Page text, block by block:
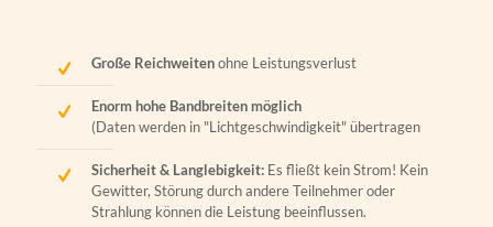
Große Reichweitenohne Leistungsverlust
Enorm hohe Bandbreiten möglich
(Daten werden in "Lichtgeschwindigkeit" übertragen
Sicherheit & Langlebigkeit: Es fließt kein Strom! Kein
Gewitter, Störung durch andere Teilnehmer oder
Strahlung können die Leistung beeinflussen.